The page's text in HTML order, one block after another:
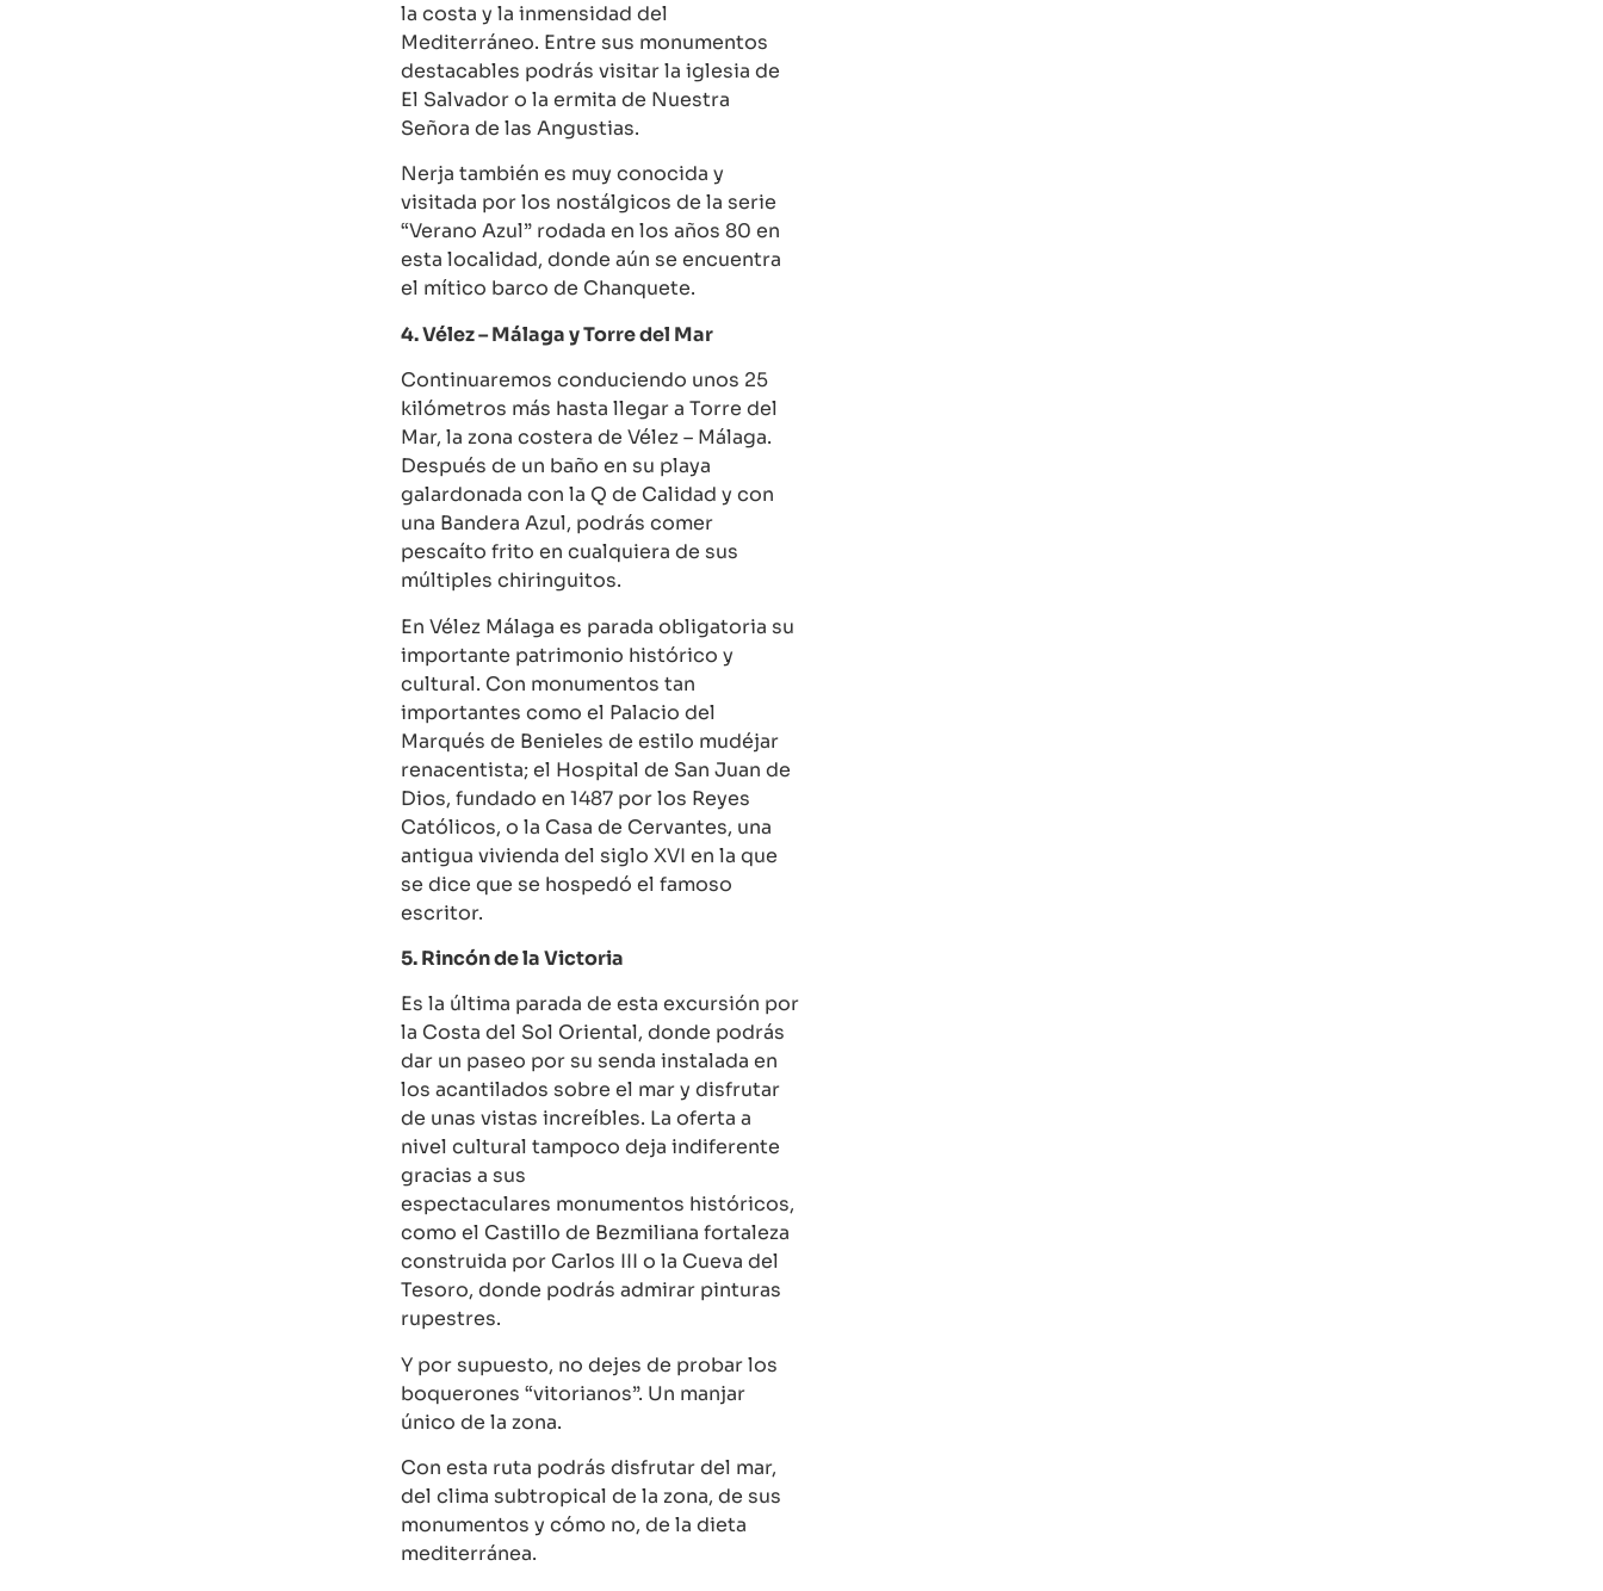
la costa y la inmensidad del
Mediterráneo. Entre sus monumentos
destacables podrás visitar la iglesia de
El Salvador o la ermita de Nuestra
Señora de las Angustias.
Nerja también es muy conocida y
visitada por los nostálgicos de la serie
“Verano Azul” rodada en los años 80 en
esta localidad, donde aún se encuentra
el mítico barco de Chanquete.
4. Vélez – Málaga y Torre del Mar
Continuaremos conduciendo unos 25
kilómetros más hasta llegar a Torre del
Mar, la zona costera de Vélez – Málaga.
Después de un baño en su playa
galardonada con la Q de Calidad y con
una Bandera Azul, podrás comer
pescaíto frito en cualquiera de sus
múltiples chiringuitos.
En Vélez Málaga es parada obligatoria su
importante patrimonio histórico y
cultural. Con monumentos tan
importantes como el Palacio del
Marqués de Benieles de estilo mudéjar
renacentista; el Hospital de San Juan de
Dios, fundado en 1487 por los Reyes
Católicos, o la Casa de Cervantes, una
antigua vivienda del siglo XVI en la que
se dice que se hospedó el famoso
escritor.
5. Rincón de la Victoria
Es la última parada de esta excursión por
la Costa del Sol Oriental, donde podrás
dar un paseo por su senda instalada en
los acantilados sobre el mar y disfrutar
de unas vistas increíbles. La oferta a
nivel cultural tampoco deja indiferente
gracias a sus
espectaculares monumentos históricos,
como el Castillo de Bezmiliana fortaleza
construida por Carlos III o la Cueva del
Tesoro, donde podrás admirar pinturas
rupestres.
Y por supuesto, no dejes de probar los
boquerones “vitorianos”. Un manjar
único de la zona.
Con esta ruta podrás disfrutar del mar,
del clima subtropical de la zona, de sus
monumentos y cómo no, de la dieta
mediterránea.